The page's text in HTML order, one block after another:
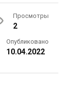
Просмотры
2
Опубликовано
10.04.2022